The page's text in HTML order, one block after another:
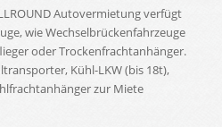
Autovermietung verfügt
wie Wechselbrückenfahrzeuge
oder Trockenfrachtanhänger.
Kühl-LKW (bis 18t),
zur Miete